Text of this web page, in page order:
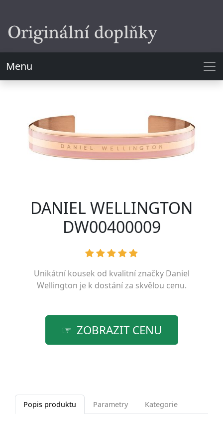
Menu
DANIEL WELLINGTON
DW00400009
Unikátní kousek od kvalitní značky Daniel
Wellington je k dostání za skvělou cenu.
ZOBRAZIT CENU
Popis produktu Parametry Kategorie